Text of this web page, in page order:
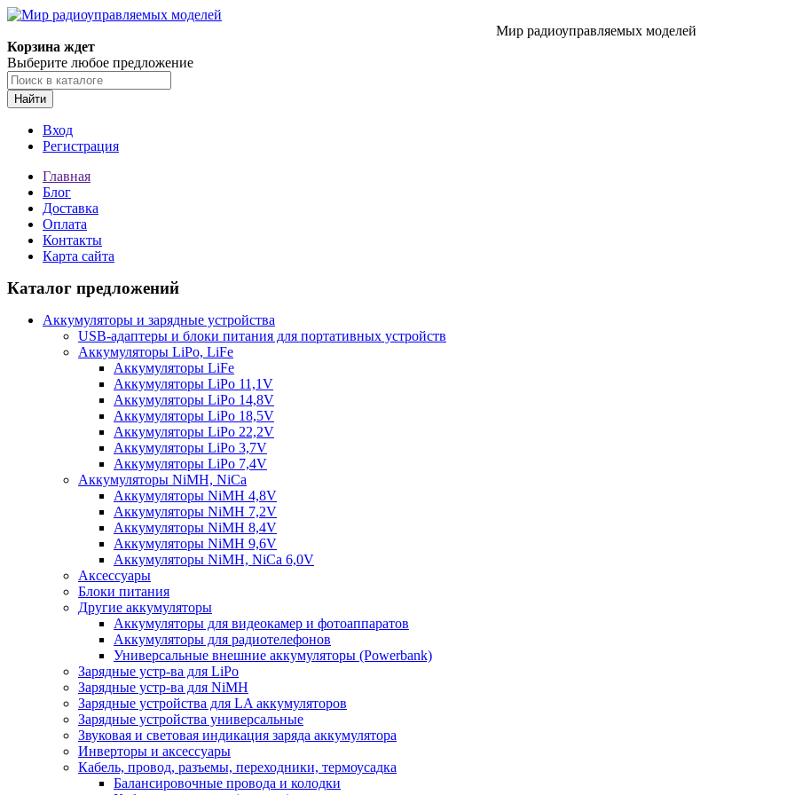
Мир радиоуправляемых моделей
Корзина ждет
Выберите любое предложение
Найти
Вход
Регистрация
Главная
Блог
Доставка
Оплата
Контакты
Карта сайта
Каталог предложений
Аккумуляторы и зарядные устройства
USB-адаптеры и блоки питания для портативных устройств
Аккумуляторы LiPo, LiFe
Аккумуляторы LiFe
Аккумуляторы LiPo 11,1V
Аккумуляторы LiPo 14,8V
Аккумуляторы LiPo 18,5V
Аккумуляторы LiPo 22,2V
Аккумуляторы LiPo 3,7V
Аккумуляторы LiPo 7,4V
Аккумуляторы NiMH, NiCa
Аккумуляторы NiMH 4,8V
Аккумуляторы NiMH 7,2V
Аккумуляторы NiMH 8,4V
Аккумуляторы NiMH 9,6V
Аккумуляторы NiMH, NiCa 6,0V
Аксессуары
Блоки питания
Другие аккумуляторы
Аккумуляторы для видеокамер и фотоаппаратов
Аккумуляторы для радиотелефонов
Универсальные внешние аккумуляторы (Powerbank)
Зарядные устр-ва для LiPo
Зарядные устр-ва для NiMH
Зарядные устройства для LA аккумуляторов
Зарядные устройства универсальные
Звуковая и световая индикация заряда аккумулятора
Инверторы и аксессуары
Кабель, провод, разъемы, переходники, термоусадка
Балансировочные провода и колодки